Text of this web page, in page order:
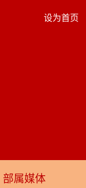
设为首页
部属媒体